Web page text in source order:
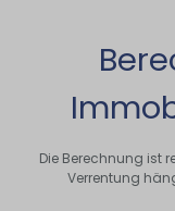
Die Berechnung ist
Verrentung